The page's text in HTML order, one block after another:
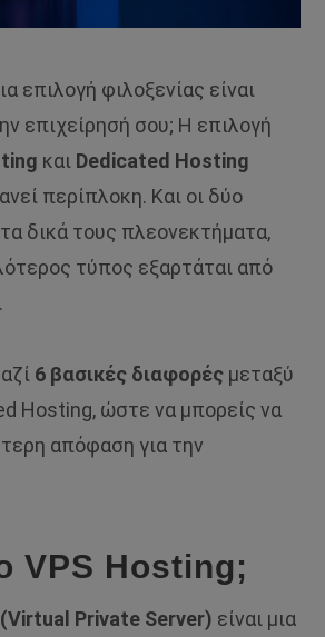
επιλογή φιλοξενίας είναι
επιχείρησή σου; Η επιλογή
και Dedicated Hosting
περίπλοκη. Και οι δύο
δικά τους πλεονεκτήματα,
τύπος εξαρτάται από
6 βασικές διαφορέςμεταξύ
Hosting, ώστε να μπορείς να
απόφαση για την
VPS Hosting;
Private Server) είναι μια